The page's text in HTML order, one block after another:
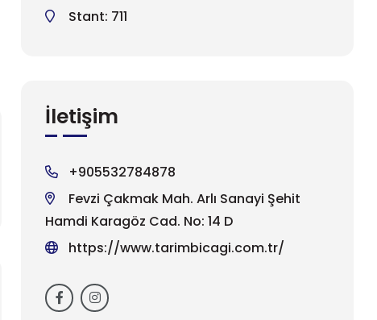
Stant: 711
İletişim
+905532784878
Fevzi Çakmak Mah. Arlı Sanayi Şehit
Hamdi Karagöz Cad. No: 14 D
https://www.tarimbicagi.com.tr/